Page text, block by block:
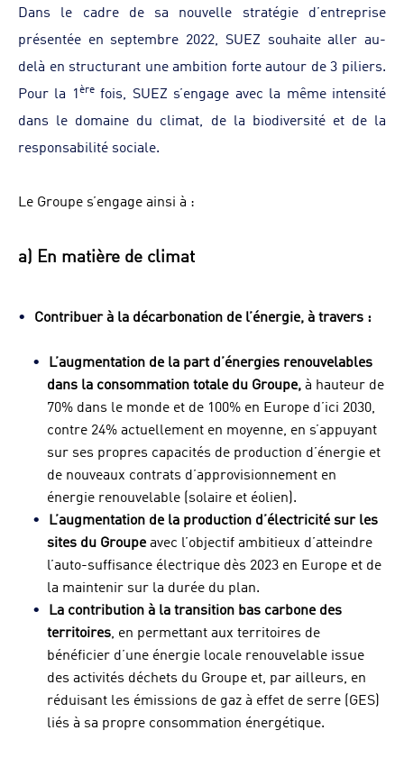
Dans le cadre de sa nouvelle stratégie d’entreprise
présentée en septembre 2022, SUEZ souhaite aller au-
delà en structurant une ambition forte autour de 3 piliers.
Pour la 1èrefois, SUEZ s’engage avec la même intensité
dans le domaine du climat, de la biodiversité et de la
responsabilité sociale.
Le Groupe s’engage ainsi à :
a) En matière de climat
Contribuer à la décarbonation de l’énergie, à travers :
L’augmentation de la part d’énergies renouvelables
dans la consommation totale du Groupe,à hauteur de
70% dans le monde et de 100% en Europe d’ici 2030,
contre 24% actuellement en moyenne, en s’appuyant
sur ses propres capacités de production d’énergie et
de nouveaux contrats d’approvisionnement en
énergie renouvelable (solaire et éolien).
L’augmentation de la production d’électricité sur les
sites du Groupeavec l’objectif ambitieux d’atteindre
l’auto-suffisance électrique dès 2023 en Europe et de
la maintenir sur la durée du plan.
La contribution à la transition bas carbone des
territoires , en permettant aux territoires de
bénéficier d’une énergie locale renouvelable issue
des activités déchets du Groupe et, par ailleurs, en
réduisant les émissions de gaz à effet de serre (GES)
liés à sa propre consommation énergétique.